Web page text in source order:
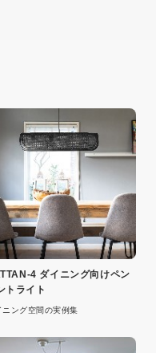
4 ダイニング向けペン
トライト
ニング空間の実例集